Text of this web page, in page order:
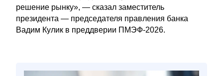
решение рынку», — сказал заместитель
президента — председателя правления банка
Вадим Кулик в преддверии ПМЭФ-2026.